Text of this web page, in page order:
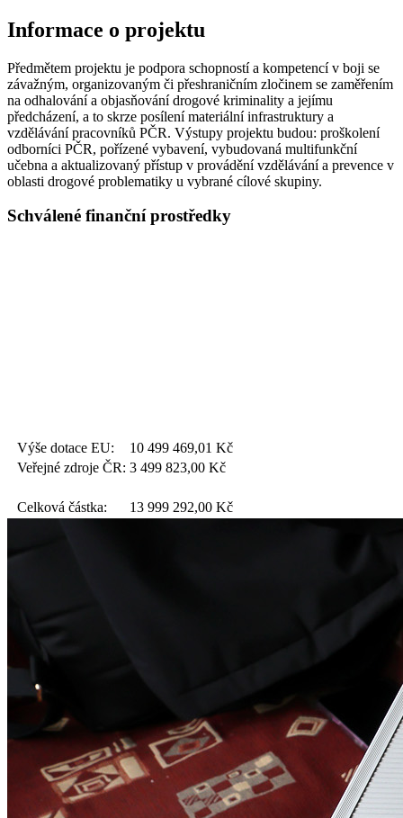
Informace o projektu
Předmětem projektu je podpora schopností a kompetencí v boji se
závažným, organizovaným či přeshraničním zločinem se zaměřením
na odhalování a objasňování drogové kriminality a jejímu
předcházení, a to skrze posílení materiální infrastruktury a
vzdělávání pracovníků PČR. Výstupy projektu budou: proškolení
odborníci PČR, pořízené vybavení, vybudovaná multifunkční
učebna a aktualizovaný přístup v provádění vzdělávání a prevence v
oblasti drogové problematiky u vybrané cílové skupiny.
Schválené finanční prostředky
Výše dotace EU: 10 499 469,01 Kč
Veřejné zdroje ČR: 3 499 823,00 Kč
Celková částka: 13 999 292,00 Kč